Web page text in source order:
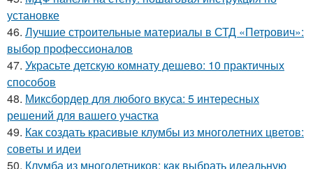
установке
46. Лучшие строительные материалы в СТД «Петрович»:
выбор профессионалов
47. Украсьте детскую комнату дешево: 10 практичных
способов
48. Миксбордер для любого вкуса: 5 интересных
решений для вашего участка
49. Как создать красивые клумбы из многолетних цветов:
советы и идеи
50. Клумба из многолетников: как выбрать идеальную